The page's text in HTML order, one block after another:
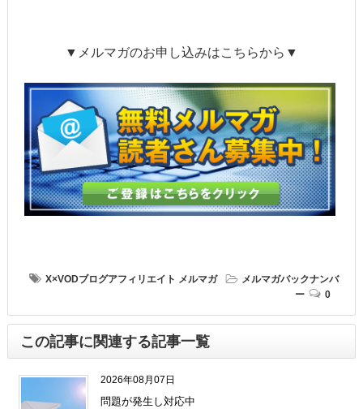
▼メルマガのお申し込みはこちらから▼
X×VODブログアフィリエイト メルマガ
メルマガバックナンバ
ー
0
この記事に関連する記事一覧
2026年08月07日
問題が発生し対応中